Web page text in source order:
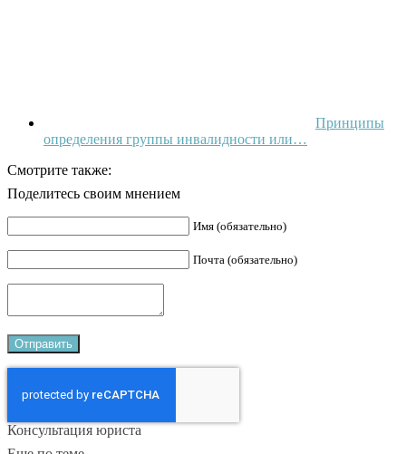
Принципы
определения группы инвалидности или…
Смотрите также:
Поделитесь своим мнением
Имя (обязательно)
Почта (обязательно)
Консультация юриста